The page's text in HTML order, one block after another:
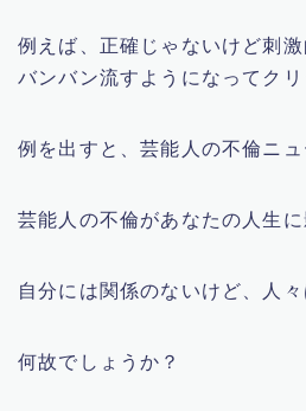
例えば、正確じゃないけど刺激
バンバン流すようになってクリ
例を出すと、芸能人の不倫ニュ
芸能人の不倫があなたの人生
自分には関係のないけど、人々
何故でしょうか？